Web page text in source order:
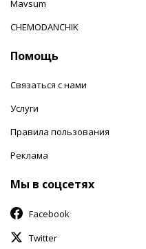
Mavsum
CHEMODANCHIK
Помощь
Связаться с нами
Услуги
Правила пользования
Реклама
Мы в соцсетях
Facebook
Twitter